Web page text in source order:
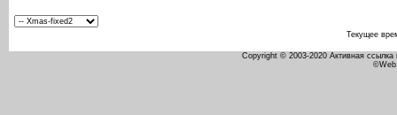
Текущее
Copyright © 2003-2020 Активная ссылка